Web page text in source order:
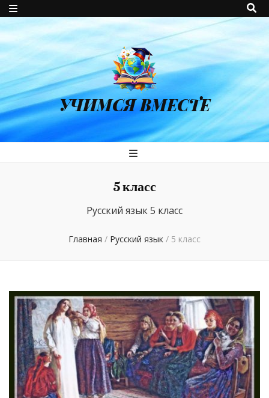
УЧИМСЯ ВМЕСТЕ
5 класс
Русский язык 5 класс
Главная / Русский язык / 5 класс